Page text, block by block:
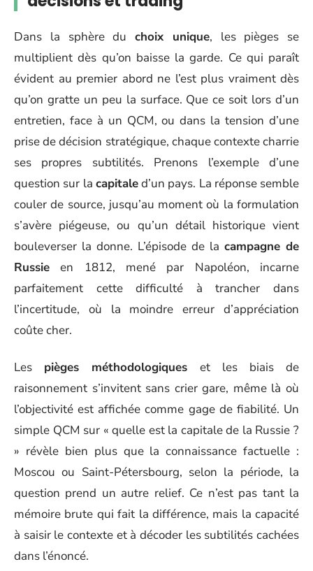
Dans la sphère du choix unique, les pièges se
multiplient dès qu’on baisse la garde. Ce qui paraît
évident au premier abord ne l’est plus vraiment dès
qu’on gratte un peu la surface. Que ce soit lors d’un
entretien, face à un QCM, ou dans la tension d’une
prise de décision stratégique, chaque contexte charrie
ses propres subtilités. Prenons l’exemple d’une
question sur la capitaled’un pays. La réponse semble
couler de source, jusqu’au moment où la formulation
s’avère piégeuse, ou qu’un détail historique vient
bouleverser la donne. L’épisode de la campagne de
Russie en 1812, mené par Napoléon, incarne
parfaitement cette difficulté à trancher dans
l’incertitude, où la moindre erreur d’appréciation
coûte cher.
Les pièges méthodologiques et les biais de
raisonnement s’invitent sans crier gare, même là où
l’objectivité est affichée comme gage de fiabilité. Un
simple QCM sur « quelle est la capitale de la Russie ?
» révèle bien plus que la connaissance factuelle :
Moscou ou Saint-Pétersbourg, selon la période, la
question prend un autre relief. Ce n’est pas tant la
mémoire brute qui fait la différence, mais la capacité
à saisir le contexte et à décoder les subtilités cachées
dans l’énoncé.